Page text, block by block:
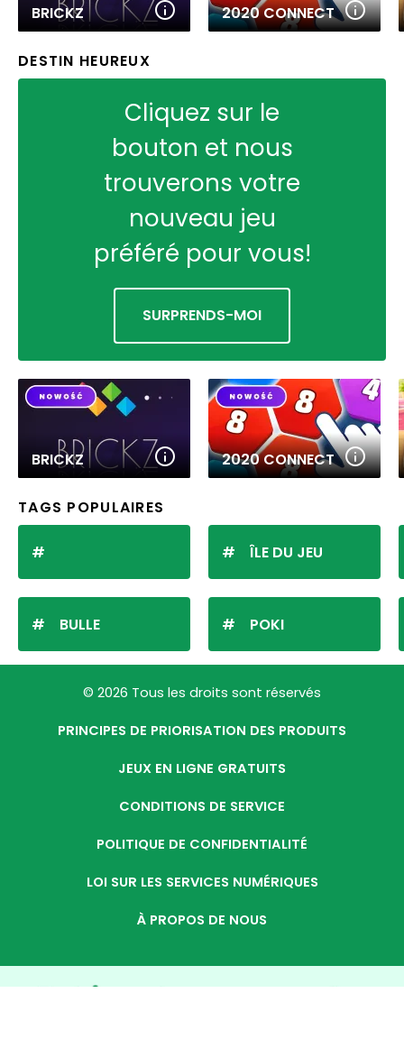
BRICKZ 2020 CONNECT
DESTIN HEUREUX
Cliquez sur le
bouton et nous
trouverons votre
nouveau jeu
préféré pour vous!
SURPRENDS-MOI
BRICKZ 2020 CONNECT
TAGS POPULAIRES
BULLE
ÎLE DU JEU
POKI
© 2026 Tous les droits sont réservés
PRINCIPES DE PRIORISATION DES PRODUITS
JEUX EN LIGNE GRATUITS
CONDITIONS DE SERVICE
POLITIQUE DE CONFIDENTIALITÉ
LOI SUR LES SERVICES NUMÉRIQUES
À PROPOS DE NOUS